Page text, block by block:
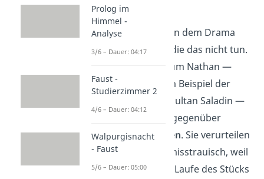
Menschen.
Allerdings gibt es in dem Drama
auch Charaktere, die das nicht tun.
Viele der Figuren um Nathan —
dazu gehören zum Beispiel der
Tempelherr oder Sultan Saladin —
gegenüber
anderen Religionen. Sie verurteilen
Nathan und sind misstrauisch, weil
er Jude ist. Erst im Laufe des Stücks
Prolog im
Himmel -
Analyse
3/6 – Dauer: 04:17
Faust -
Studierzimmer 2
4/6 – Dauer: 04:12
Walpurgisnacht
- Faust
5/6 – Dauer: 05:00